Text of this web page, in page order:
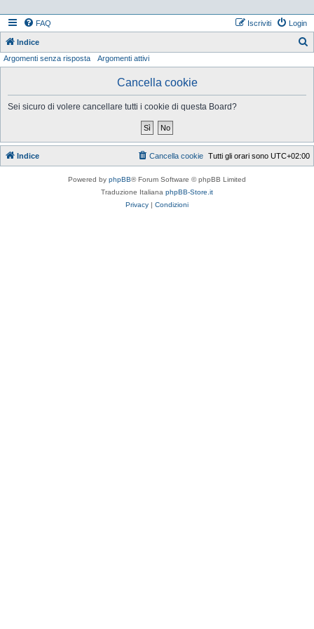
FAQ Login
Iscriviti
Indice
Argomenti senza risposta Argomenti attivi
Cancella cookie
Sei sicuro di volere cancellare tutti i cookie di questa Board?
Indice Tutti gli orari sono UTC+02:00
Cancella cookie
Powered by phpBB® Forum Software © phpBB Limited
Traduzione Italiana phpBB-Store.it
Privacy | Condizioni